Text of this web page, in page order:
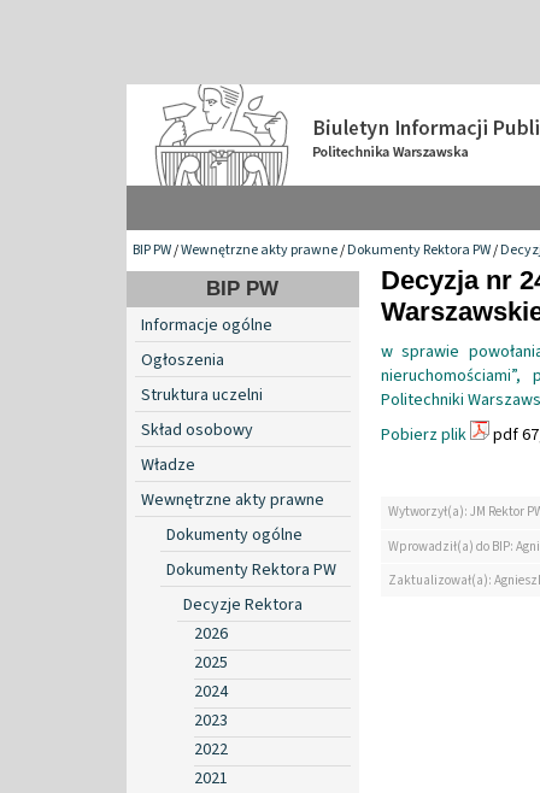
BIP PW/Wewnętrzne akty prawne/Dokumenty Rektora PW/
BIP PW
Informacje ogólne
Ogłoszenia
Struktura uczelni
Skład osobowy
Władze
Wewnętrzne akty prawne
Dokumenty ogólne
Dokumenty Rektora PW
Decyzje Rektora
2026
2025
2024
2023
2022
2021
Decyzja nr
w sprawie
Politechniki
Pobierz plik
pdf
Wytworzył(a): JM Rektor
Wprowadził(a) do BIP:
Zaktualizował(a):